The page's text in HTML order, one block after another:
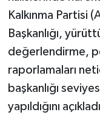
Kalkınma Partisi
Başkanlığı,
değerlendirme,
raporlamaları
başkanlığı
yapıldığını